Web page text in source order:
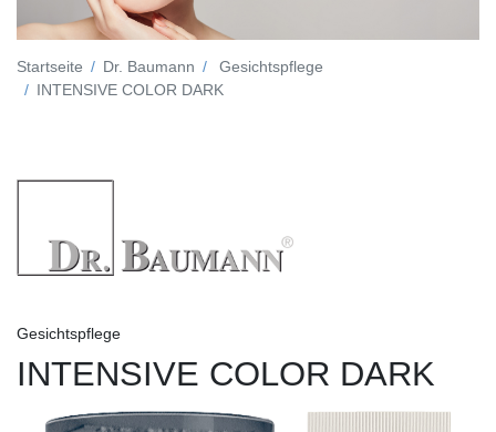
Startseite Dr. Baumann
Gesichtspflege
INTENSIVE COLOR DARK
Gesichtspflege
INTENSIVE COLOR DARK